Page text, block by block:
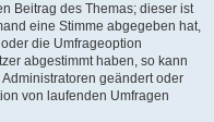
Beitrag des Themas; dieser ist
eine Stimme abgegeben hat,
die Umfrageoption
abgestimmt haben, so kann
geändert oder
von laufenden Umfragen